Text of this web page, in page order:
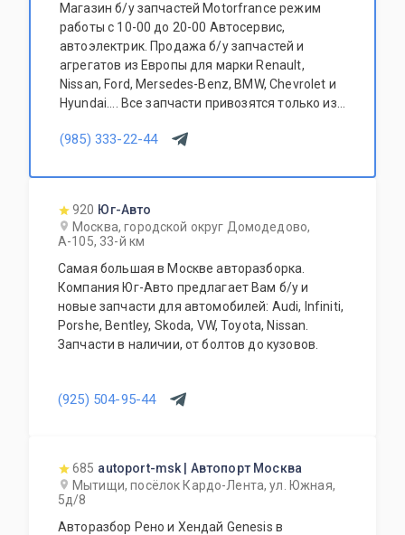
Магазин б/у запчастей Motorfrance режим
работы с 10-00 до 20-00 Автосервис,
автоэлектрик. Продажа б/у запчастей и
агрегатов из Европы для марки Renault,
Nissan, Ford, Mersedes-Benz, BMW, Chevrolet и
Hyundai.... Все запчасти привозятся только из
(985) 333-22-44
920 Юг-Авто
Москва, городской округ Домодедово,
А-105, 33-й км
Самая большая в Москве авторазборка.
Компания Юг-Авто предлагает Вам б/у и
новые запчасти для автомобилей: Audi, Infiniti,
Porshe, Bentley, Skoda, VW, Toyota, Nissan.
Запчасти в наличии, от болтов до кузовов.
(925) 504-95-44
685 autoport-msk | Автопорт Москва
Мытищи, посёлок Кардо-Лента, ул. Южная,
5д/8
Авторазбор Рено и Хендай Genesis в